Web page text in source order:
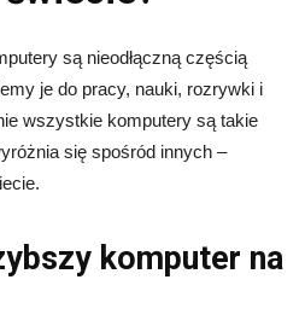
są nieodłączną częścią
je do pracy, nauki, rozrywki i
wszystkie komputery są takie
się spośród innych –
komputer na